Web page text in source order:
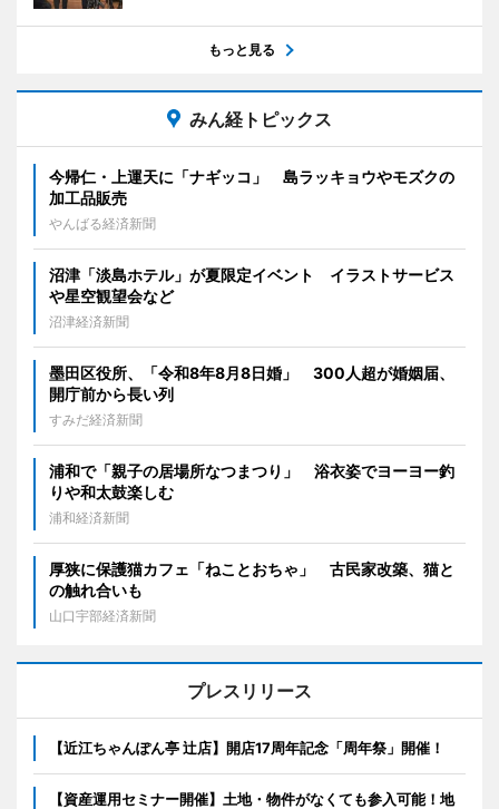
もっと見る
みん経トピックス
今帰仁・上運天に「ナギッコ」 島ラッキョウやモズクの
加工品販売
やんばる経済新聞
沼津「淡島ホテル」が夏限定イベント イラストサービス
や星空観望会など
沼津経済新聞
墨田区役所、「令和8年8月8日婚」 300人超が婚姻届、
開庁前から長い列
すみだ経済新聞
浦和で「親子の居場所なつまつり」 浴衣姿でヨーヨー釣
りや和太鼓楽しむ
浦和経済新聞
厚狭に保護猫カフェ「ねことおちゃ」 古民家改築、猫と
の触れ合いも
山口宇部経済新聞
プレスリリース
【近江ちゃんぽん亭 辻店】開店17周年記念「周年祭」開催！
【資産運用セミナー開催】土地・物件がなくても参入可能！地